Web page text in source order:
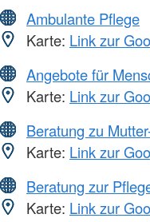
Ambulante Pflege
Karte: Link zur
Angebote für
Karte: Link zur
Beratung zu
Karte: Link zur
Beratung zur
Karte: Link zur